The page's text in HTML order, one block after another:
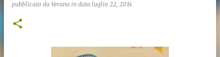
pubblicato da Veranu in data luglio 22, 2014